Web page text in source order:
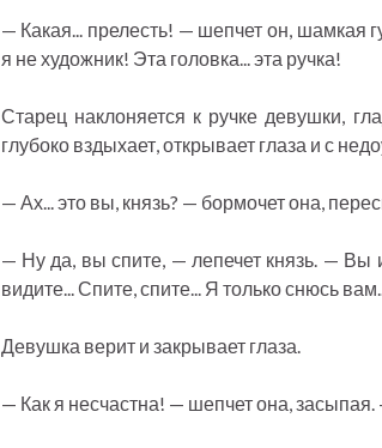
— Какая... прелесть! — шепчет он, шамкая
я не художник! Эта головка... эта ручка!
Старец наклоняется к ручке девушки,
глубоко вздыхает, открывает глаза и с
— Ах... это вы, князь? — бормочет она,
— Ну да, вы спите, — лепечет князь. — Вы
видите... Спите, спите... Я только снюсь
Девушка верит и закрывает глаза.
— Как я несчастна! — шепчет она,